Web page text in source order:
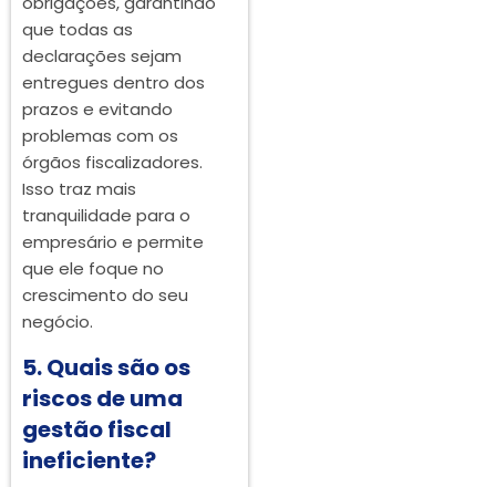
que todas as
declarações sejam
entregues dentro dos
prazos e evitando
problemas com os
órgãos fiscalizadores.
Isso traz mais
tranquilidade para o
empresário e permite
que ele foque no
crescimento do seu
negócio.
5. Quais são os
riscos de uma
gestão fiscal
ineficiente?